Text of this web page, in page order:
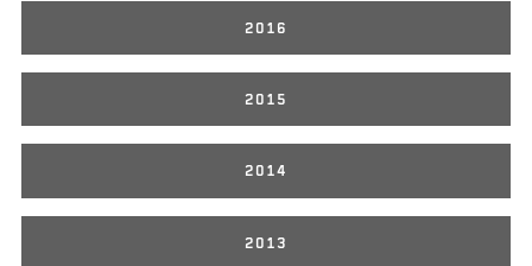
2016
2015
2014
2013